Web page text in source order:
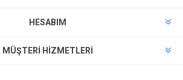
HESABIM
MÜŞTERI HIZMETLERI